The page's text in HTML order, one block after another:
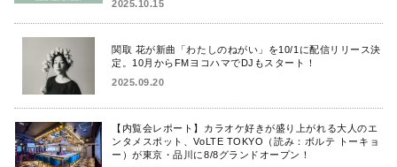
2025.10.15
関取 花が新曲「わたしのねがい」を10/1に配信リリース決
定。10月からFMヨコハマでDJもスタート！
2025.09.20
【内覧会レポート】カラオケ好きが盛り上がれる大人のエ
ンタメスポット、VoLTE TOKYO（読み：ボルテ トーキョ
ー）が東京・品川に8/8グランドオープン！